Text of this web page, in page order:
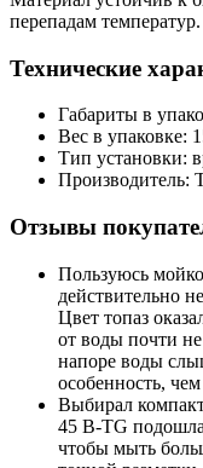
перепадам температур.
Технические
Габариты в
Вес в упаковке:
Тип установки:
Производитель:
Отзывы
Пользуюсь
действительно
Цвет топаз
от воды почти
напоре воды
особенность,
Выбирал
45 B-TG
чтобы мыть